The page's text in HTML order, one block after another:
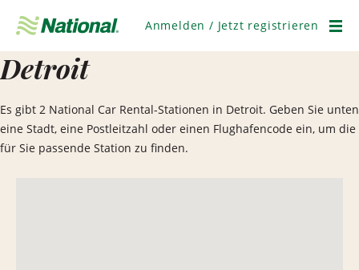
überspringen
Anmelden / Jetzt registrieren
Detroit
Es gibt 2 National Car Rental-Stationen in Detroit. Geben Sie unten
eine Stadt, eine Postleitzahl oder einen Flughafencode ein, um die
für Sie passende Station zu finden.